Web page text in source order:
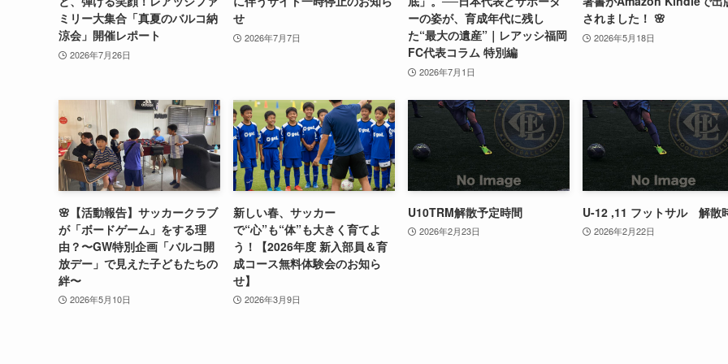
ミリー大集合「真夏のバルコ納
涼会」開催レポート
2026年7月26日
せ
2026年7月7日
ーの姿が、育成年代に残し
た“最大の遺産”｜レアッシ福岡
FC代表コラム 特別編
2026年7月1日
されました！ 🌸
2026年5月18日
🌸【活動報告】サッカークラブ
が「ボードゲーム」をする理
由？〜GW特別企画「バルコ開
放デー」で見えた子どもたちの
絆〜
2026年5月10日
新しい春、サッカー
で“心”も“体”も大きく育てよ
う！【2026年度 新入部員＆育
成コース無料体験会のお知ら
せ】
2026年3月9日
U10TRM解散予定時間
2026年2月23日
U-12 ,11 フットサル 解散
2026年2月22日